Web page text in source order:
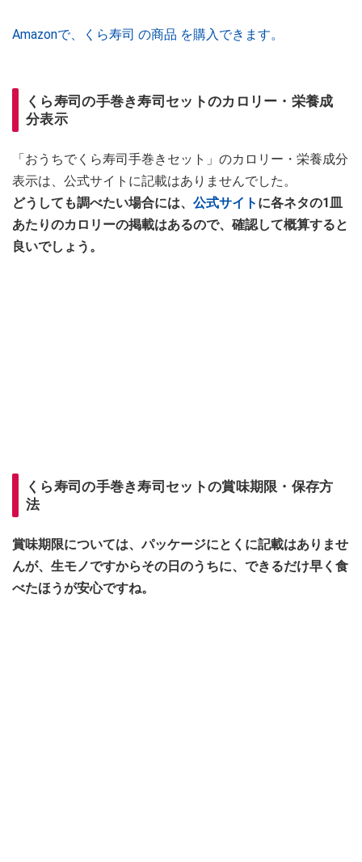
Amazonで、くら寿司 の商品 を購入できます。
くら寿司の手巻き寿司セットのカロリー・栄養成
分表示
「おうちでくら寿司手巻きセット」のカロリー・栄養成分
表示は、公式サイトに記載はありませんでした。
どうしても調べたい場合には、 公式サイト に各ネタの1皿
あたりのカロリーの掲載はあるので、確認して概算すると
良いでしょう。
くら寿司の手巻き寿司セットの賞味期限・保存方
法
賞味期限については、パッケージにとくに記載はありませ
んが、生モノですからその日のうちに、できるだけ早く食
べたほうが安心ですね。